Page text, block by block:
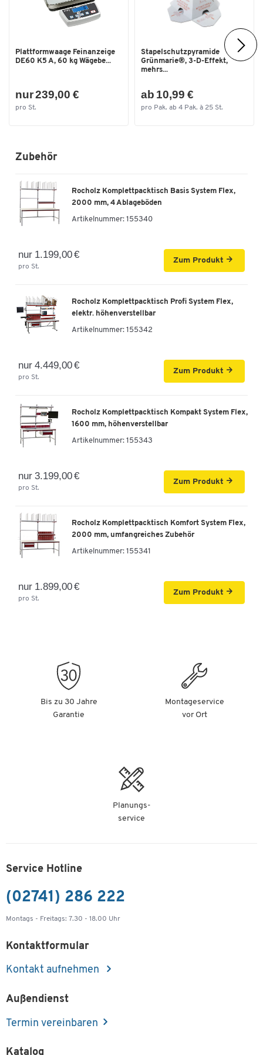
Plattformwaage Feinanzeige
DE60 K5 A, 60 kg Wägebe...
nur 239,00 €
pro St.
Stapelschutzpyramide
Grünmarie®, 3-D-Effekt,
mehrs...
ab 10,99 €
pro Pak. ab 4 Pak. à 25 St.
Zubehör
Rocholz Komplettpacktisch Basis System Flex,
2000 mm, 4 Ablageböden
Artikelnummer: 155340
nur 1.199,00 €
pro St.
Zum Produkt
Rocholz Komplettpacktisch Profi System Flex,
elektr. höhenverstellbar
Artikelnummer: 155342
nur 4.449,00 €
pro St.
Zum Produkt
Rocholz Komplettpacktisch Kompakt System Flex,
1600 mm, höhenverstellbar
Artikelnummer: 155343
nur 3.199,00 €
pro St.
Zum Produkt
Rocholz Komplettpacktisch Komfort System Flex,
2000 mm, umfangreiches Zubehör
Artikelnummer: 155341
nur 1.899,00 €
pro St.
Zum Produkt
Bis zu 30 Jahre
Garantie
Montageservice
vor Ort
Planungs-
service
Service Hotline
(02741) 286 222
Montags - Freitags: 7.30 - 18.00 Uhr
Kontaktformular
Kontakt aufnehmen
Außendienst
Termin vereinbaren
Katalog